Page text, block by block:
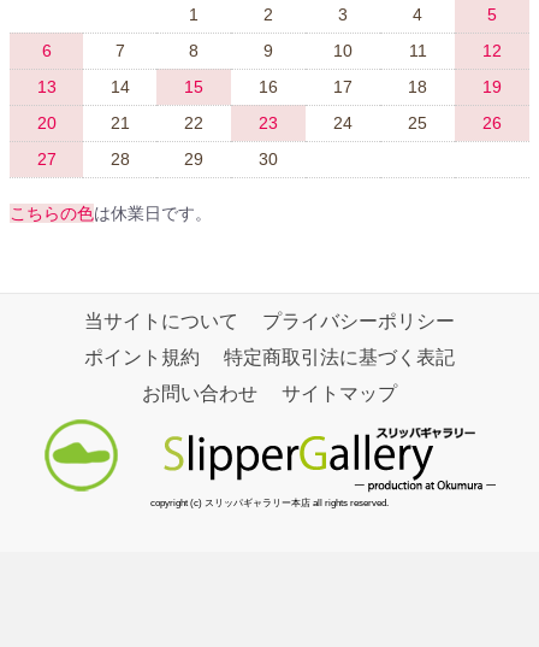
1
2 3 4
5
6
7 8 9 10 11
12
13
14 15 16 17 18
19
20
21 22 23 24 25
26
27
28 29 30
こちらの色は休業日です。
当サイトについて
プライバシーポリシー
ポイント規約
特定商取引法に基づく表記
お問い合わせ
サイトマップ
copyright (c) スリッパギャラリー本店 all rights reserved.